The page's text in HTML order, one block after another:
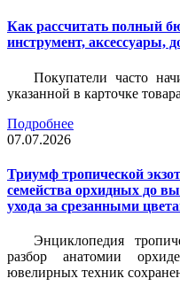
Как рассчитать полный
инструмент, аксессуары,
Покупатели часто
указанной в карточке товара
Подробнее
07.07.2026
Триумф тропической
семейства орхидных до
ухода за срезанными
Энциклопедия
разбор анатомии
ювелирных техник